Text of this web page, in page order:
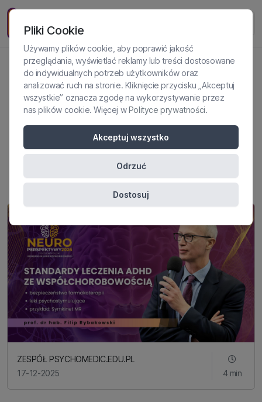
Bezpieczna farmakoterapia
ADHD ze
współchorobowością – prof.
Rybakowski na
NeuroPerspektywach 2026
ZESPÓŁ PSYCHOMEDIC.EDU.PL
17-12-2025
4 min
Pliki Cookie
Używamy plików cookie, aby poprawić jakość
przeglądania, wyświetlać reklamy lub treści dostosowane
do indywidualnych potrzeb użytkowników oraz
analizować ruch na stronie. Kliknięcie przycisku „Akceptuj
wszystkie” oznacza zgodę na wykorzystywanie przez
nas plików cookie. Więcej wPolityce prywatności.
Akceptuj wszystko
Odrzuć
Dostosuj